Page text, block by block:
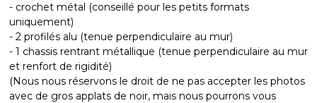
- crochet métal (conseillé pour les petits formats
uniquement)
- 2 profilés alu (tenue perpendiculaire au mur)
- 1 chassis rentrant métallique (tenue perpendiculaire au mur
et renfort de rigidité)
(Nous nous réservons le droit de ne pas accepter les photos
avec de gros applats de noir, mais nous pourrons vous